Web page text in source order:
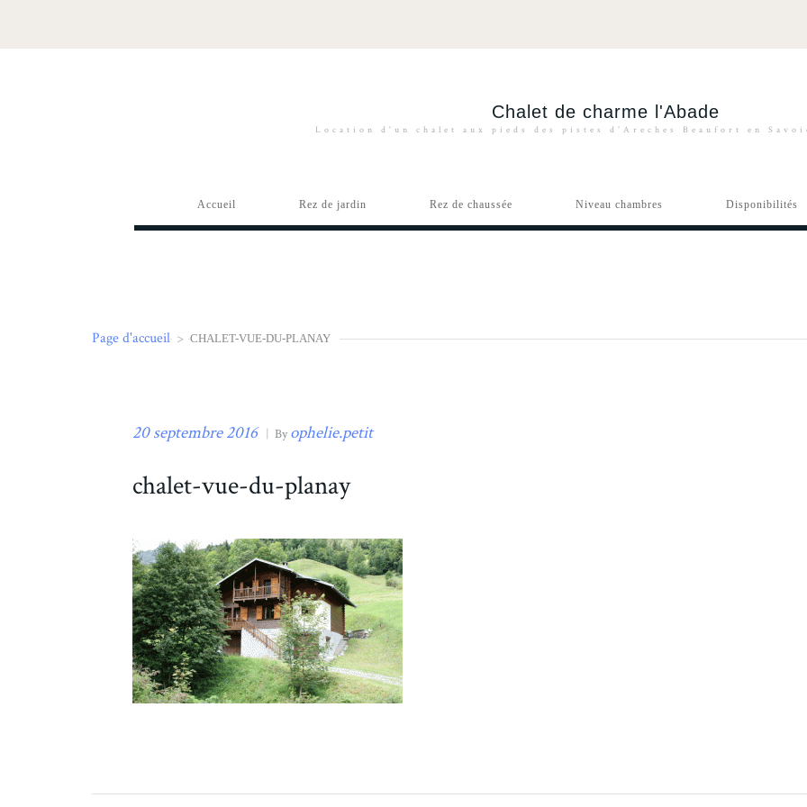
Chalet de charme l'Abade
Location d'un chalet aux pieds des pistes d'Areches Beaufort en
Accueil Rez de jardin Rez de chaussée Niveau chambres Disponibilités
Page d'accueil > CHALET-VUE-DU-PLANAY
20 septembre 2016 | By ophelie.petit
chalet-vue-du-planay